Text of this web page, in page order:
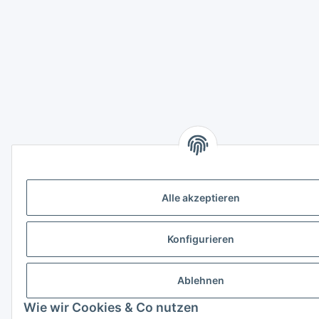
Alle akzeptieren
Konfigurieren
Ablehnen
Wie wir Cookies & Co nutzen